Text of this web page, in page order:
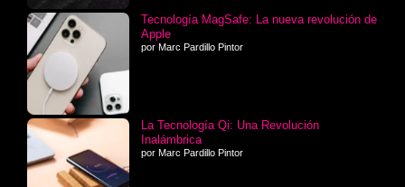
Tecnología MagSafe: La nueva revolución de
Apple
por Marc Pardillo Pintor
La Tecnología Qi: Una Revolución
Inalámbrica
por Marc Pardillo Pintor